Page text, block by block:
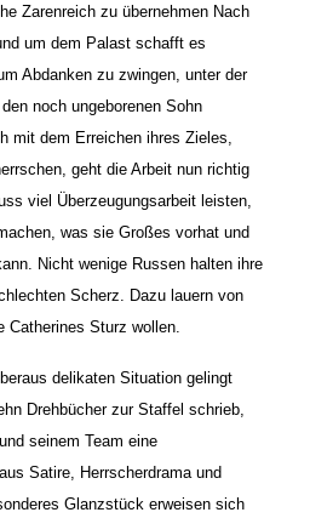
Zarenreich zu übernehmen Nach
um dem Palast schafft es
Abdanken zu zwingen, unter der
noch ungeborenen Sohn
mit dem Erreichen ihres Zieles,
geht die Arbeit nun richtig
viel Überzeugungsarbeit leisten,
was sie Großes vorhat und
Nicht wenige Russen halten ihre
Scherz. Dazu lauern von
Catherines Sturz wollen.
delikaten Situation gelingt
Drehbücher zur Staffel schrieb,
seinem Team eine
Satire, Herrscherdrama und
Glanzstück erweisen sich